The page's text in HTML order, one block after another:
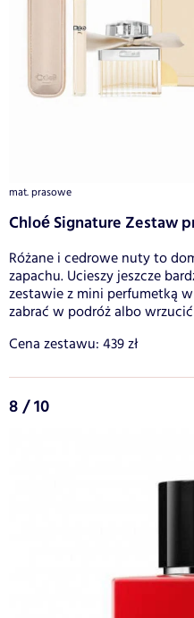
mat. prasowe
Chloé Signature Zestaw
Różane i cedrowe nuty to
zapachu. Ucieszy jeszcze
zestawie z mini perfumetką
zabrać w podróż albo
Cena zestawu: 439 zł
8 / 10